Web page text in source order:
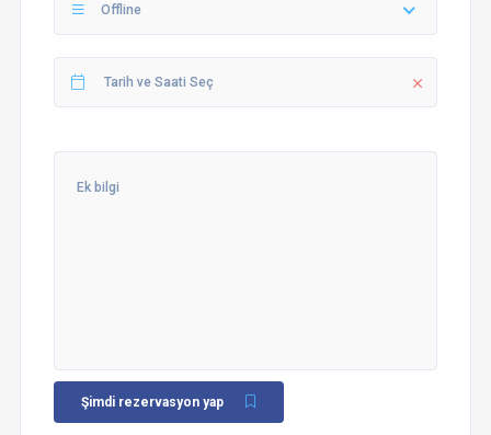
Offline
Şimdi rezervasyon yap